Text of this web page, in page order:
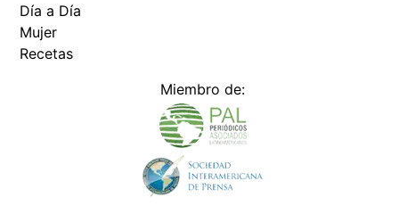
Día a Día
Mujer
Recetas
Miembro de: